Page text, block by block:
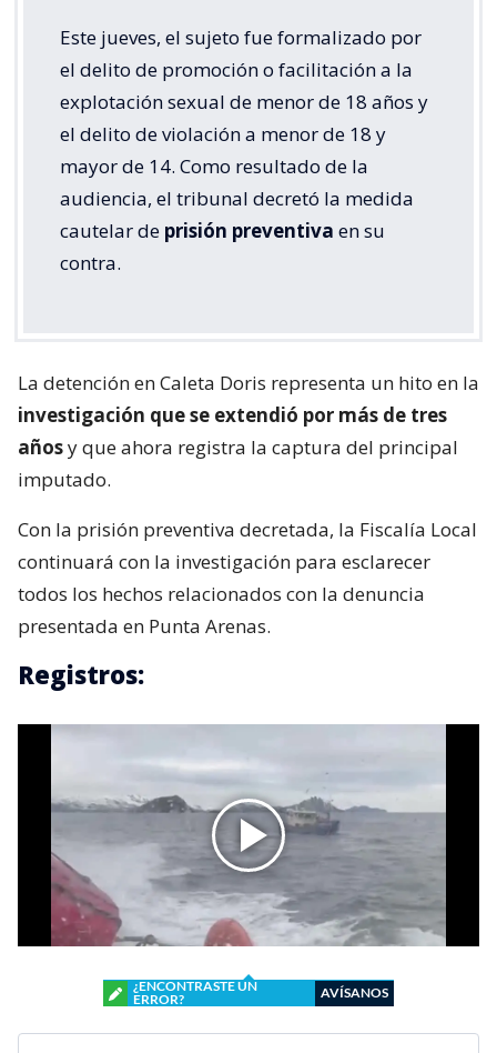
Este jueves, el sujeto fue formalizado por
el delito de promoción o facilitación a la
explotación sexual de menor de 18 años y
el delito de violación a menor de 18 y
mayor de 14. Como resultado de la
audiencia, el tribunal decretó la medida
cautelar de prisión preventiva en su
contra.
La detención en Caleta Doris representa un hito en la
investigación que se extendió por más de tres
añosy que ahora registra la captura del principal
imputado.
Con la prisión preventiva decretada, la Fiscalía Local
continuará con la investigación para esclarecer
todos los hechos relacionados con la denuncia
presentada en Punta Arenas.
Registros:
¿ENCONTRASTE UN
ERROR?
AVÍSANOS